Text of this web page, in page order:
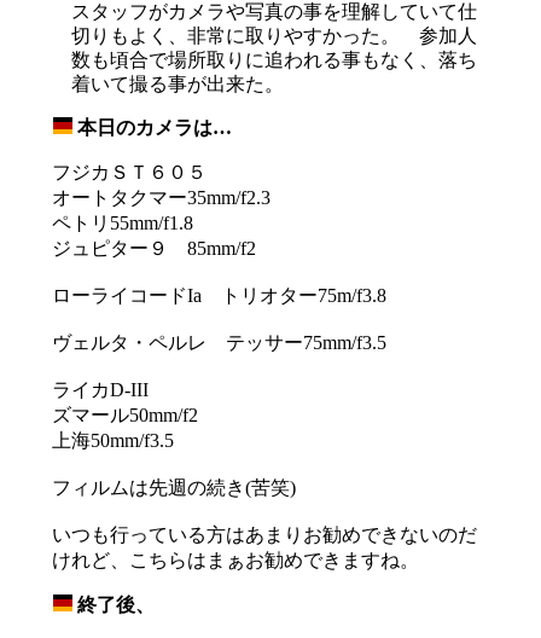
スタッフがカメラや写真の事を理解していて仕
切りもよく、非常に取りやすかった。 参加人
数も頃合で場所取りに追われる事もなく、落ち
着いて撮る事が出来た。
本日のカメラは…
フジカＳＴ６０５
オートタクマー35mm/f2.3
ペトリ55mm/f1.8
ジュピター９ 85mm/f2
ローライコードIa トリオター75m/f3.8
ヴェルタ・ペルレ テッサー75mm/f3.5
ライカD-III
ズマール50mm/f2
上海50mm/f3.5
フィルムは先週の続き(苦笑)
いつも行っている方はあまりお勧めできないのだ
けれど、こちらはまぁお勧めできますね。
終了後、